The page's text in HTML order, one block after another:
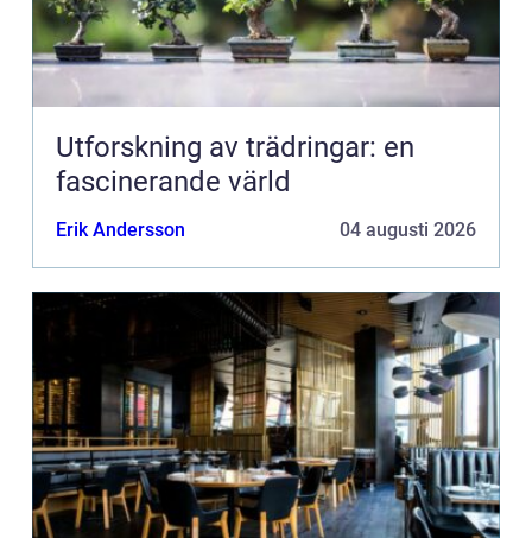
Utforskning av trädringar: en
fascinerande värld
Erik Andersson 04 augusti 2026